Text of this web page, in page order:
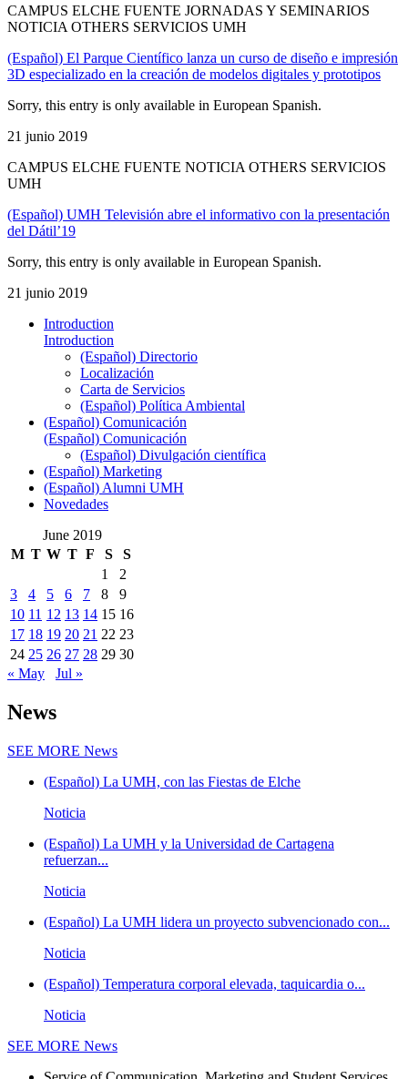
CAMPUS ELCHE FUENTE JORNADAS Y SEMINARIOS
NOTICIA OTHERS SERVICIOS UMH
(Español) El Parque Científico lanza un curso de diseño e impresión
3D especializado en la creación de modelos digitales y prototipos
Sorry, this entry is only available in European Spanish.
21 junio 2019
CAMPUS ELCHE FUENTE NOTICIA OTHERS SERVICIOS
UMH
(Español) UMH Televisión abre el informativo con la presentación
del Dátil’19
Sorry, this entry is only available in European Spanish.
21 junio 2019
Introduction
Introduction
(Español) Directorio
Localización
Carta de Servicios
(Español) Política Ambiental
(Español) Comunicación
(Español) Comunicación
(Español) Divulgación científica
(Español) Marketing
(Español) Alumni UMH
Novedades
June 2019
M T W T F S
S
1
2
3
4 5 6 7 8
9
10 11 12 13 14 15 16
17 18 19 20 21 22 23
24 25 26 27 28 29 30
« May
Jul »
News
SEE MORE News
(Español) La UMH, con las Fiestas de Elche
Noticia
(Español) La UMH y la Universidad de Cartagena
refuerzan...
Noticia
(Español) La UMH lidera un proyecto subvencionado con...
Noticia
(Español) Temperatura corporal elevada, taquicardia o...
Noticia
SEE MORE News